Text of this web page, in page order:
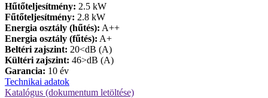
Hűtőteljesítmény: 2.5 kW
Fűtőteljesítmény: 2.8 kW
Energia osztály (hűtés): A++
Energia osztály (fűtés): A+
Beltéri zajszint: 20<dB (A)
Kültéri zajszint: 46>dB (A)
Garancia: 10 év
Technikai adatok
Katalógus (dokumentum letöltése)